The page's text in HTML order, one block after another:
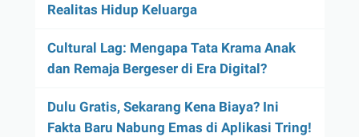
Realitas Hidup Keluarga
Cultural Lag: Mengapa Tata Krama Anak
dan Remaja Bergeser di Era Digital?
Dulu Gratis, Sekarang Kena Biaya? Ini
Fakta Baru Nabung Emas di Aplikasi Tring!